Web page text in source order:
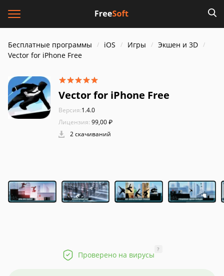
Бесплатные программы iOS Игры
Экшен и 3D
Vector for iPhone Free
Vector for iPhone Free
Версия:1.4.0
Лицензия: 99,00 ₽
2 скачиваний
Проверено на вирусы
?